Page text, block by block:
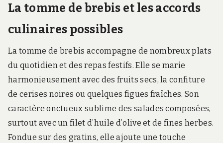
La tomme de brebis et les accords
culinaires possibles
La tomme de brebis accompagne de nombreux plats
du quotidien et des repas festifs. Elle se marie
harmonieusement avec des fruits secs, la confiture
de cerises noires ou quelques figues fraîches. Son
caractère onctueux sublime des salades composées,
surtout avec un filet d’huile d’olive et de fines herbes.
Fondue sur des gratins, elle ajoute une touche